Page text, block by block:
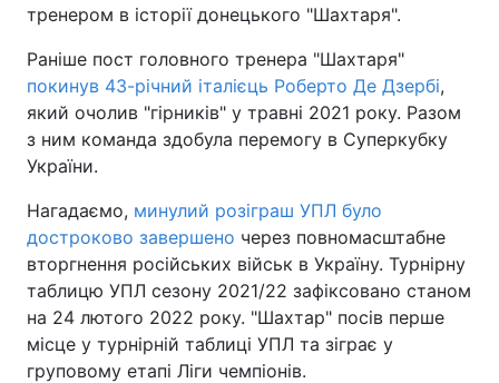
Архів Вакансії
Контакти
Послуги
Тема оформлення
тренером в історії донецького "Шахтаря".
Раніше пост головного тренера "Шахтаря"
покинув 43-річний італієць Роберто Де Дзербі,
який очолив "гірників" у травні 2021 року. Разом
з ним команда здобула перемогу в Суперкубку
України.
Нагадаємо, минулий розіграш УПЛ було
достроково завершено через повномасштабне
вторгнення російських військ в Україну. Турнірну
таблицю УПЛ сезону 2021/22 зафіксовано станом
на 24 лютого 2022 року. "Шахтар" посів перше
місце у турнірній таблиці УПЛ та зіграє у
груповому етапі Ліги чемпіонів.